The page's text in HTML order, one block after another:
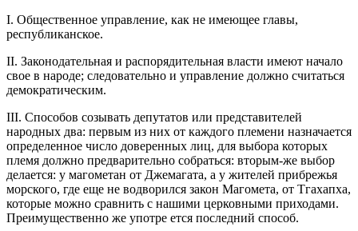
I. Общественное управление, как не имеющее главы,
республиканское.
II. Законодательная и распорядительная власти имеют начало
свое в народе; следовательно и управление должно считаться
демократическим.
III. Способов созывать депутатов или представителей
народных два: первым из них от каждого племени назначается
определенное число доверенных лиц, для выбора которых
племя должно предварительно собраться: вторым-же выбор
делается: у магометан от Джемагата, а у жителей прибрежья
морского, где еще не водворился закон Магомета, от Тгахапха,
которые можно сравнить с нашими церковными приходами.
Преимущественно же употре ется последний способ.